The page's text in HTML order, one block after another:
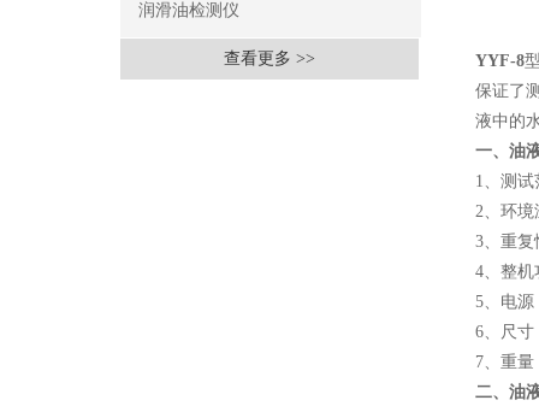
润滑油检测仪
查看更多 >> YYF-8
保证了
液中的
一、油
1、测试
2、环
3、重复
4、整机
5、电
6、尺寸
7、重量
二、油